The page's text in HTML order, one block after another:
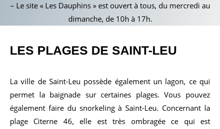
– Le site « Les Dauphins » est ouvert à tous, du mercredi au
dimanche, de 10h à 17h.
LES PLAGES DE SAINT-LEU
La ville de Saint-Leu possède également un lagon, ce qui
permet la baignade sur certaines plages. Vous pouvez
également faire du snorkeling à Saint-Leu. Concernant la
plage Citerne 46, elle est très ombragée ce qui est